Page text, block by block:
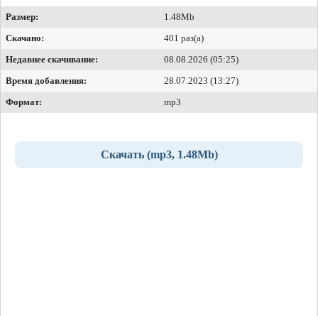
Размер:
1.48Mb
Скачано:
401 раз(а)
Недавнее скачивание:
08.08.2026 (05:25)
Время добавления:
28.07.2023 (13:27)
Формат:
mp3
Скачать (mp3, 1.48Mb)